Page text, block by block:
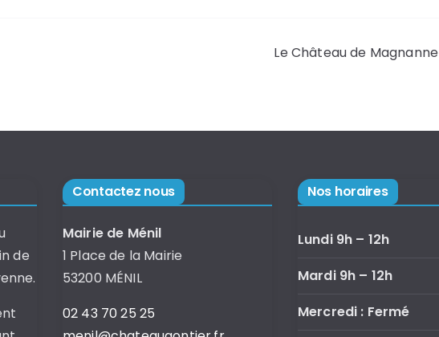
Le Château de Magnanne
de
Contactez nous
Mairie de Ménil
1 Place de la Mairie
53200 MÉNIL
02 43 70 25 25
Nos horaires
Lundi 9h – 12h
Mardi 9h – 12h
Mercredi : Fermé